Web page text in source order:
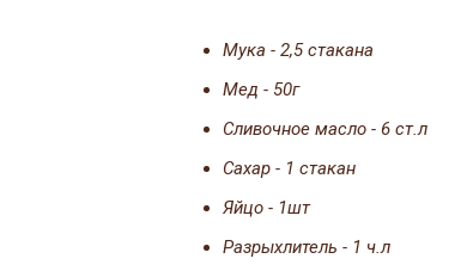
Мука - 2,5 стакана
Мед - 50г
Сливочное масло - 6 ст.л
Сахар - 1 стакан
Яйцо - 1шт
Разрыхлитель - 1 ч.л